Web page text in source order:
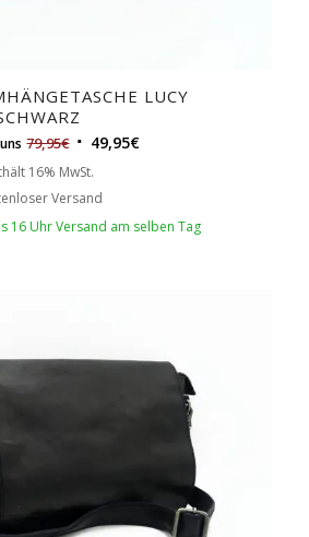
LUCY
79,95€ 49,95€
16% MwSt.
Versand
16 Uhr Versand am selben Tag